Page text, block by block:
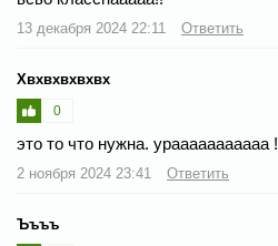
13 декабря 2024 22:11 Ответить
Хвхвхвхвхвх
0
это то что нужна. урааааааааааа !
2 ноября 2024 23:41 Ответить
Ъъъъ